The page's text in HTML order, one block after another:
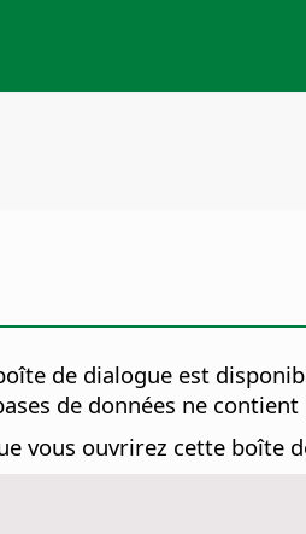
de dialogue est
de données ne
vous ouvrirez cette boîte